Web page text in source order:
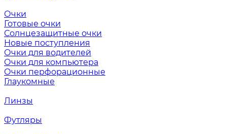
Очки
Готовые очки
Солнцезащитные очки
Новые поступления
Очки для водителей
Очки для компьютера
Очки перфорационные
Глаукомные
Линзы
Футляры